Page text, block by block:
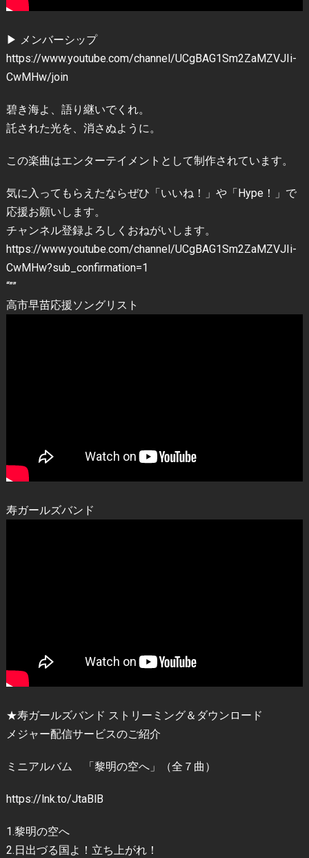
▶ メンバーシップ
https://www.youtube.com/channel/UCgBAG1Sm2ZaMZVJIi-
CwMHw/join
碧き海よ、語り継いでくれ。
託された光を、消さぬように。
この楽曲はエンターテイメントとして制作されています。
気に入ってもらえたならぜひ「いいね！」や「Hype！」で
応援お願いします。
チャンネル登録よろしくおねがいします。
https://www.youtube.com/channel/UCgBAG1Sm2ZaMZVJIi-
CwMHw?sub_confirmation=1
“””
高市早苗応援ソングリスト
寿ガールズバンド
★寿ガールズバンド ストリーミング＆ダウンロード
メジャー配信サービスのご紹介
ミニアルバム 「黎明の空へ」（全７曲）
https://lnk.to/JtaBlB
1.黎明の空へ
2.日出づる国よ！立ち上がれ！